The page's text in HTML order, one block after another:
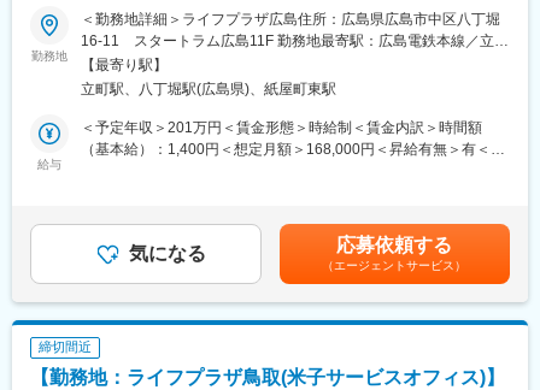
ビス及び営業
■労働契約補足：
まずはサービスサポートスタッフ(パート職制／３ヵ月毎に契約更
新)として採用します。パート職制を経て、お客様へのコンサルテ
ィングに必要な基礎知識・基礎スキルを習得し勤務良好の場合、
サービスコーディネーター(正職員)への登用※となります。
※本人希望・業務習熟度・勤務実態等に応じて、サービスコーディ
ネーターへの登用有無及び登用時期は異なります。
【期間の定め】無
【初任給月額】221,000円
【就業時間】9:00～17:00(休憩1時間)
サービスコーディネーター(サービスサポートスタッフ)の採用募集
に際し、当社が応募者の方々より取得した個人情報につきまして
は、当社採用募集に関する業務にのみ使用させていただきます。
勤務地
＜勤務地詳細＞ライフプラザ広島住所：広島県広島市中区八丁堀
16-11 スタートラム広島11F 勤務地最寄駅：広島電鉄本線／立町
駅受動喫煙対策：屋内全面禁煙変更の範囲：会社の定める事業所
【最寄り駅】
立町駅、八丁堀駅(広島県)、紙屋町東駅
給与
＜予定年収＞201万円＜賃金形態＞時給制＜賃金内訳＞時間額
（基本給）：1,400円＜想定月額＞168,000円＜昇給有無＞有＜残
は、職務内容欄参照。賃金はあくまでも目安の金額であり、選考
を通じて上下する可能性があります。月給(月額)は固定手当を含め
気になる 応募依頼する
（エージェントサービス）
締切間近
【勤務地：ライフプラザ鳥取(米子サービスオフィス)】